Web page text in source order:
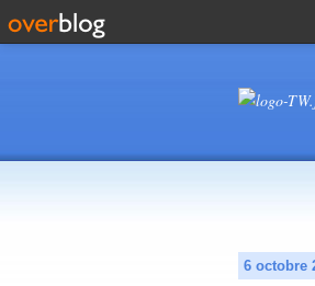
6 octobre